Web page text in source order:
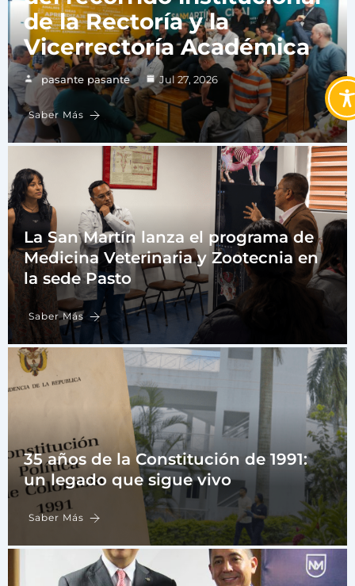
de la Rectoría y la
Vicerrectoría Académica
pasante pasante Jul 27, 2026
Saber Más
La San Martín lanza el programa de
Medicina Veterinaria y Zootecnia en
la sede Pasto
Saber Más
35 años de la Constitución de 1991:
un legado que sigue vivo
Saber Más